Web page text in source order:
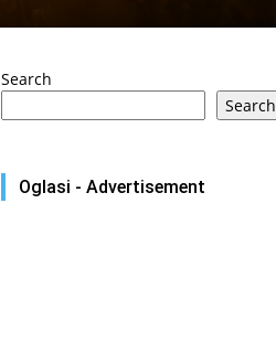
Search
Search
Oglasi - Advertisement